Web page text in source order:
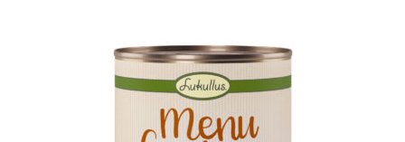
Hill’s pro psy